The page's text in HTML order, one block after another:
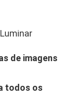
de imagens
todos os